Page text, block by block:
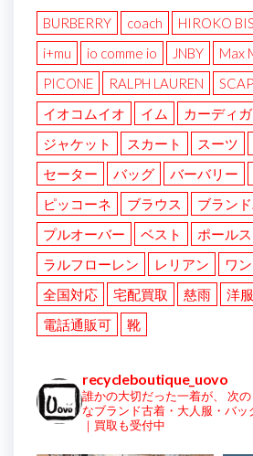
BURBERRY coach HIROKO BIS
i+mu
io comme io JNBY Max
PICONE
RALPH LAUREN
イオコムイオ
イム カーディ
ジャケット
スカート スーツ
セーター
バッグ バーバリー
ピッコーネ
ブラウス
ブラン
プルオーバー
ベスト ポール
ラルフローレン
レリアン ワ
全国対応
宅配買取 慈雨 洋
電話通販可
靴
recycleboutique_uovo
誰かの大切だった一着が、 次の
なブランド古着・大人服・バッ
｜買取も受付中